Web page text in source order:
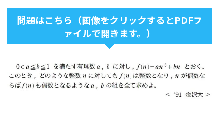
問題はこちら（画像をクリックするとPDFフ
ァイルで開きます。）